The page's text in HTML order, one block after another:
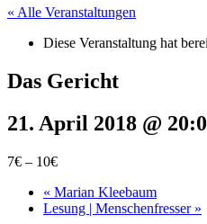
« Alle Veranstaltungen
Diese Veranstaltung hat
Das Gericht
21. April 2018 @
7€ – 10€
« Marian Kleebaum
Lesung | Menschenfresser »